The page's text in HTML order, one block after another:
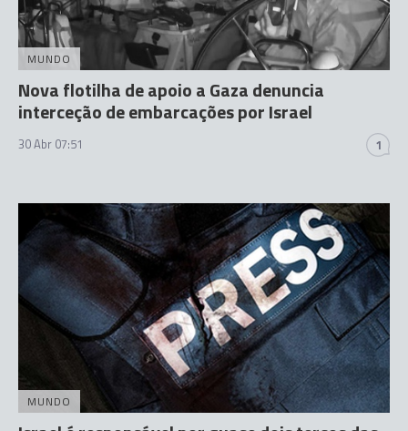
MUNDO
Nova flotilha de apoio a Gaza denuncia
interceção de embarcações por Israel
30 Abr 07:51 1
MUNDO